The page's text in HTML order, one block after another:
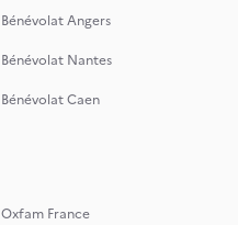
Bénévolat Angers
Bénévolat Nantes
Bénévolat Caen
Oxfam France